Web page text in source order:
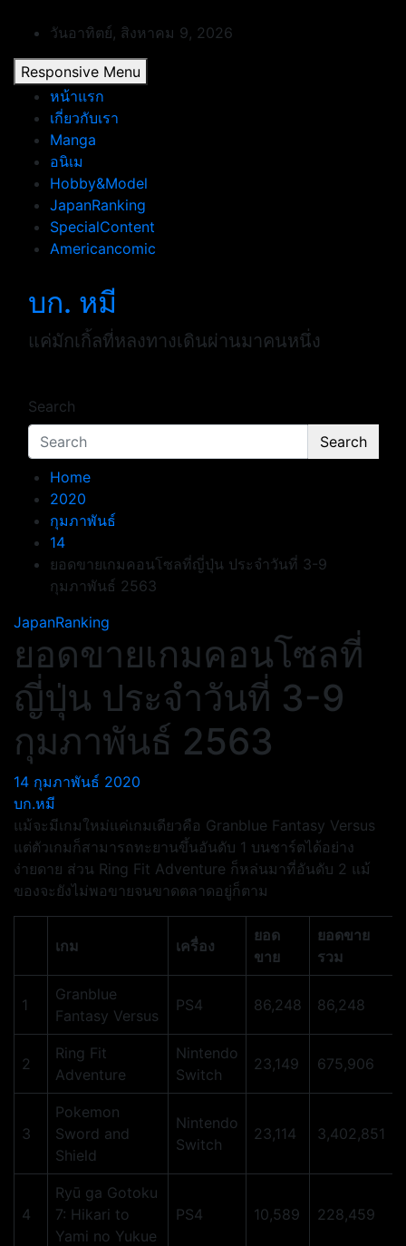
content
วันอาทิตย์, สิงหาคม 9, 2026
Responsive Menu
หน้าแรก
เกี่ยวกับเรา
Manga
อนิเม
Hobby&Model
JapanRanking
SpecialContent
Americancomic
บก. หมี
แค่มักเกิ้ลที่หลงทางเดินผ่านมาคนหนึ่ง
Search
Search
Home
2020
กุมภาพันธ์
14
ยอดขายเกมคอนโซลที่ญี่ปุ่น ประจำวันที่ 3-9
กุมภาพันธ์ 2563
JapanRanking
ยอดขายเกมคอนโซลที่
ญี่ปุ่น ประจำวันที่ 3-9
กุมภาพันธ์ 2563
14 กุมภาพันธ์ 2020
บก.หมี
แม้จะมีเกมใหม่แค่เกมเดียวคือ Granblue Fantasy Versus
แต่ตัวเกมก็สามารถทะยานขึ้นอันดับ 1 บนชาร์ตได้อย่าง
ง่ายดาย ส่วน Ring Fit Adventure ก็หล่นมาที่อันดับ 2 แม้
ของจะยังไม่พอขายจนขาดตลาดอยู่ก็ตาม
เกม เครื่อง
ยอด
ขาย
ยอดขาย
รวม
1
Granblue
Fantasy Versus
PS4 86,248 86,248
2
Ring Fit
Adventure
Nintendo
Switch
23,149 675,906
3
Pokemon
Sword and
Shield
Nintendo
Switch
23,114 3,402,851
4
Ryū ga Gotoku
7: Hikari to
Yami no Yukue
PS4 10,589 228,459